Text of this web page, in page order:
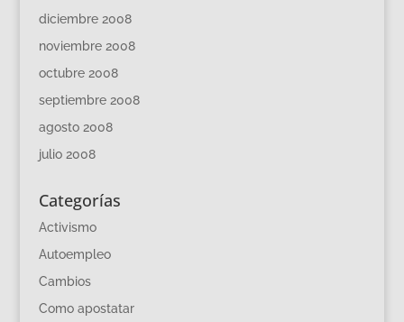
diciembre 2008
noviembre 2008
octubre 2008
septiembre 2008
agosto 2008
julio 2008
Categorías
Activismo
Autoempleo
Cambios
Como apostatar